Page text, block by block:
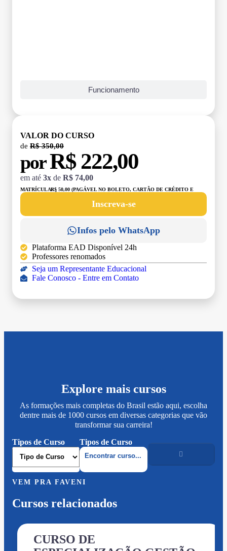
Funcionamento
VALOR DO CURSO
de R$ 350,00
porR$ 222,00
em até 3x de R$ 74,00
MATRÍCULA:R$ 50,00 (PAGÁVEL NO BOLETO, CARTÃO DE CRÉDITO E
Inscreva-se
Infos pelo WhatsApp
Plataforma EAD Disponível 24h
Professores renomados
Seja um Representante Educacional
Fale Conosco - Entre em Contato
Explore mais cursos
As formações mais completas do Brasil estão aqui, escolha
dentre mais de 1000 cursos em diversas categorias que vão
transformar sua carreira!
Tipos de Curso
Tipos de Curso
VEM PRA FAVENI
Cursos relacionados
CURSO DE